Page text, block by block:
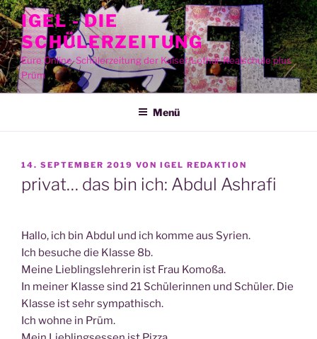
Zum
Inhalt
springen
IGEL - DIE
SCHÜLERZEITUNG
Eure Online-Schülerzeitung der Kaiser-Lothar-Realschule plus
Prüm
Menü
VERÖFFENTLICHT
14. SEPTEMBER 2019 VON IGEL REDAKTION
privat… das bin ich: Abdul Ashrafi
Hal­lo, ich bin Abdul und ich kom­me aus Syri­en.
Ich besu­che die Klas­se 8b.
Mei­ne Lieb­lings­leh­re­rin ist Frau Komoßa.
In mei­ner Klas­se sind 21 Schü­le­rin­nen und Schü­ler. Die
Klas­se ist sehr sym­pa­thisch.
Ich woh­ne in Prüm.